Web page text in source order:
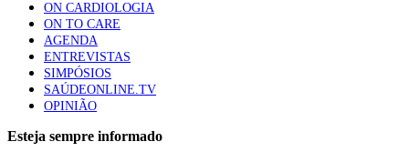
ON CARDIOLOGIA
ON TO CARE
AGENDA
ENTREVISTAS
SIMPÓSIOS
SAÚDEONLINE.TV
OPINIÃO
Esteja sempre informado